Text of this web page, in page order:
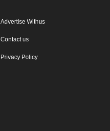
Advertise Withus
Contact us
Privacy Policy